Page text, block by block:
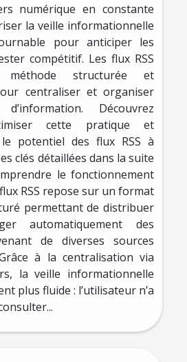
numérique en constante
la veille informationnelle
pour anticiper les
compétitif. Les flux RSS
structurée et
centraliser et organiser
Découvrez
cette pratique et
potentiel des flux RSS à
clés détaillées dans la suite
le fonctionnement
RSS repose sur un format
permettant de distribuer
automatiquement des
de diverses sources
à la centralisation via
la veille informationnelle
plus fluide : l’utilisateur n’a